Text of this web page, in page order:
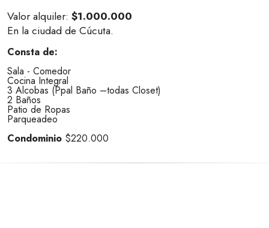
Valor alquiler: $1.000.000
En la ciudad de Cúcuta.
Consta de:
Sala - Comedor
Cocina Integral
3 Alcobas (Ppal Baño –todas Closet)
2 Baños
Patio de Ropas
Parqueadeo
Condominio $220.000